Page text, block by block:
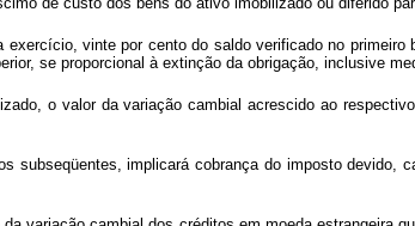
vinte por cento do saldo verificado no
se proporcional à extinção da obrigação, inclusive
o valor da variação cambial acrescido ao
subseqüentes, implicará cobrança do imposto